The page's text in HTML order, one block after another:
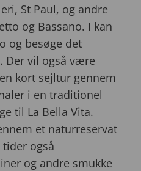
St Paul, og andre
og Bassano. I kan
og besøge det
Der vil også være
kort sejltur gennem
i en traditionel
til La Bella Vita.
et naturreservat
også
og andre smukke